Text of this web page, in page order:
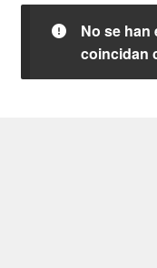
No se
coincidan